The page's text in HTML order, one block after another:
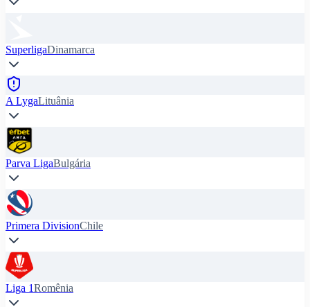
SuperligaDinamarca
A LygaLituânia
Parva LigaBulgária
Primera DivisionChile
Liga 1Romênia